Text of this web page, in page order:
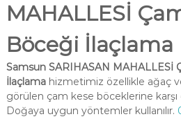
MAHALLESİ
Böceği İlaçlama
Samsun SARIHASAN MAHALLESİ
İlaçlamahizmetimiz özellikle ağaç
görülen çam kese böceklerine
Doğaya uygun yöntemler kullanılır.